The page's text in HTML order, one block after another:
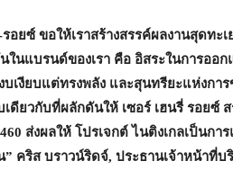
อยซ์ ขอให้เราสร้างสรรค์ผลงานสุดท
ในแบรนด์ของเรา คือ อิสระในการออ
เงียบแต่ทรงพลัง และสุนทรียะแห่งกา
ดียวกับที่ผลักดันให้ เซอร์ เฮนรี่ รอยซ์
ส่งผลให้ โปรเจกต์ ไนติงเกลเป็นก
คริส บราวน์ริดจ์, ประธานเจ้าหน้าที่บ